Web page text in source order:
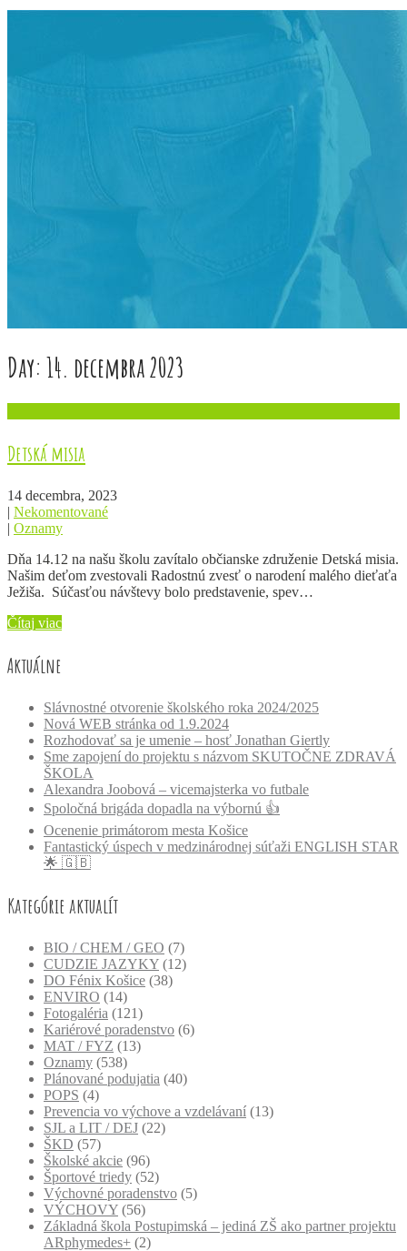
Day: 14. decembra 2023
Detská misia
14 decembra, 2023
| Nekomentované
| Oznamy
Dňa 14.12 na našu školu zavítalo občianske združenie Detská misia.
Našim deťom zvestovali Radostnú zvesť o narodení malého dieťaťa
Ježiša. Súčasťou návštevy bolo predstavenie, spev…
Čítaj viac
Aktuálne
Slávnostné otvorenie školského roka 2024/2025
Nová WEB stránka od 1.9.2024
Rozhodovať sa je umenie – hosť Jonathan Giertly
Sme zapojení do projektu s názvom SKUTOČNE ZDRAVÁ
ŠKOLA
Alexandra Joobová – vicemajsterka vo futbale
Spoločná brigáda dopadla na výbornú 👍
Ocenenie primátorom mesta Košice
Fantastický úspech v medzinárodnej súťaži ENGLISH STAR
🌟 🇬🇧
Kategórie aktualít
BIO / CHEM / GEO (7)
CUDZIE JAZYKY (12)
DO Fénix Košice (38)
ENVIRO (14)
Fotogaléria (121)
Kariérové poradenstvo (6)
MAT / FYZ (13)
Oznamy (538)
Plánované podujatia (40)
POPS (4)
Prevencia vo výchove a vzdelávaní (13)
SJL a LIT / DEJ (22)
ŠKD (57)
Školské akcie (96)
Športové triedy (52)
Výchovné poradenstvo (5)
VÝCHOVY (56)
Základná škola Postupimská – jediná ZŠ ako partner projektu
ARphymedes+ (2)